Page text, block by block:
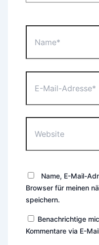
Mail-
Name, E-Mail-
Browser für meinen
speichern.
Benachrichtige
Kommentare via E-